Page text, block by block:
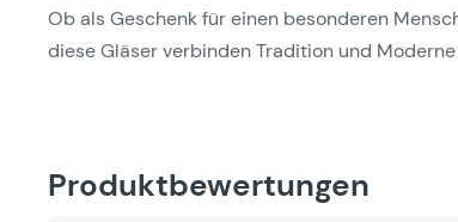
Ob als Geschenk für einen besonderen
diese Gläser verbinden Tradition und
Produktbewertungen